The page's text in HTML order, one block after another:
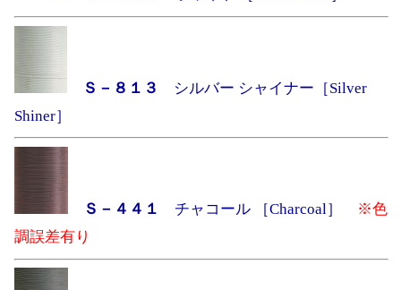
Ｓ－８１３
シルバー シャイナー［Silver
Shiner］
Ｓ－４４１ チャコール ［Charcoal］
※色
調誤差有り